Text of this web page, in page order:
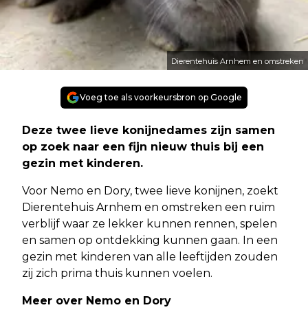
Dierentehuis Arnhem en omstreken
Voeg toe als voorkeursbron op Google
Deze twee lieve konijnedames zijn samen
op zoek naar een fijn nieuw thuis bij een
gezin met kinderen.
Voor Nemo en Dory, twee lieve konijnen, zoekt
Dierentehuis Arnhem en omstreken een ruim
verblijf waar ze lekker kunnen rennen, spelen
en samen op ontdekking kunnen gaan. In een
gezin met kinderen van alle leeftijden zouden
zij zich prima thuis kunnen voelen.
Meer over Nemo en Dory